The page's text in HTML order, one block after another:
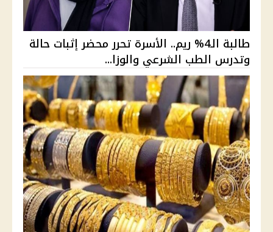
طالبة الـ4% ريم.. الأسرة تحرر محضر إثبات حالة
وتدرس الطب الشرعي والوزا...